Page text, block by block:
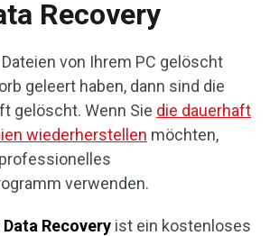
Recovery
von Ihrem PC gelöscht
geleert haben, dann sind die
gelöscht. Wenn Sie die dauerhaft
wiederherstellen möchten,
verwenden.
Recovery ist ein kostenloses